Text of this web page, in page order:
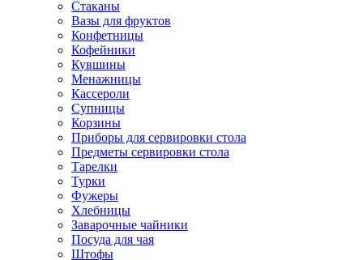
Стаканы
Вазы для фруктов
Конфетницы
Кофейники
Кувшины
Менажницы
Кассероли
Супницы
Корзины
Приборы для сервировки стола
Предметы сервировки стола
Тарелки
Турки
Фужеры
Хлебницы
Заварочные чайники
Посуда для чая
Штофы